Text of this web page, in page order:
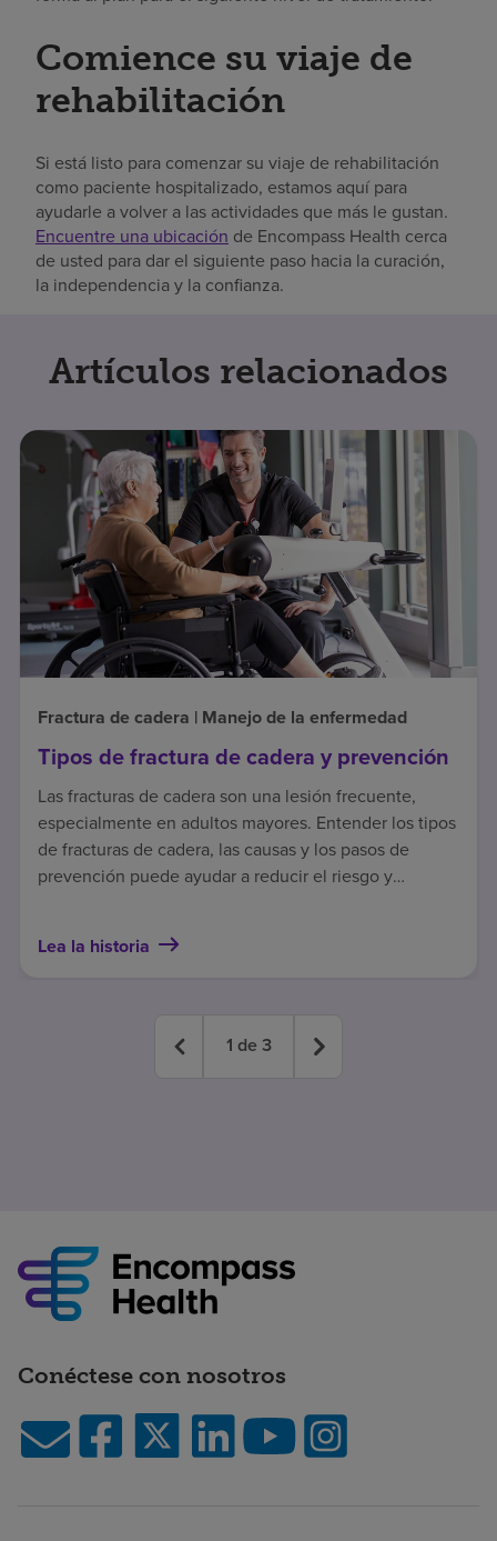
Comience su viaje de
rehabilitación
Si está listo para comenzar su viaje de rehabilitación
como paciente hospitalizado, estamos aquí para
ayudarle a volver a las actividades que más le gustan.
Encuentre una ubicación de Encompass Health cerca
de usted para dar el siguiente paso hacia la curación,
la independencia y la confianza.
Artículos relacionados
Fractura de cadera | Manejo de la enfermedad
Tipos de fractura de cadera y prevención
Las fracturas de cadera son una lesión frecuente,
especialmente en adultos mayores. Entender los tipos
de fracturas de cadera, las causas y los pasos de
prevención puede ayudar a reducir el riesgo y
Lea la historia
1 de 3
Conéctese con nosotros